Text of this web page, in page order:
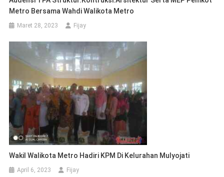
Metro Bersama Wahdi Walikota Metro
Maret 28, 2023 Fijay
Wakil Walikota Metro Hadiri KPM Di Kelurahan Mulyojati
April 6, 2023 Fijay